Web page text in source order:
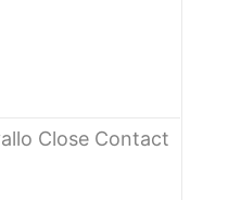
Close Contact